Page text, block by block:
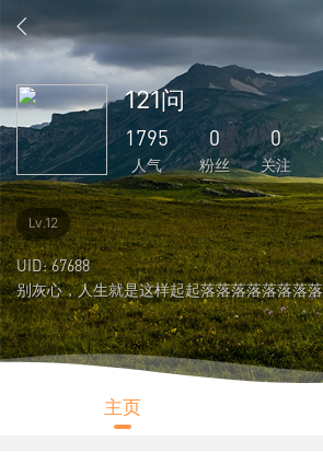
121问
1795
人气
0
粉丝
0
关注
657
主题
86
回复
0
好友
0
说说
1795
人气
14262
积分
Lv.12
UID: 67688
主页